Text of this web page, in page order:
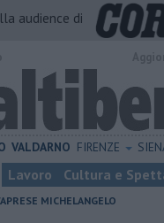
audience di
VALDARNO FIRENZE
Lavoro Cultura e
MICHELANGELO